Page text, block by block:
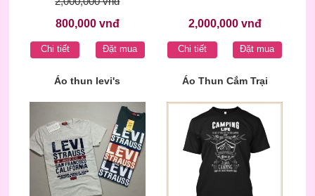
800,000 vnđ
Chi tiết Đặt mua
2,000,000 vnđ
Chi tiết Đặt mua
Áo thun levi's Áo Thun Cắm Trại